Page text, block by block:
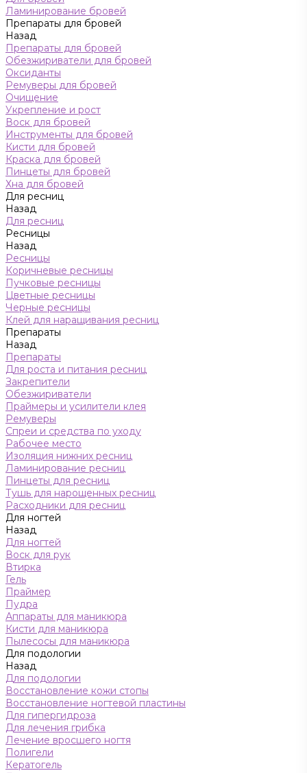
Ламинирование бровей
Препараты для бровей
Назад
Препараты для бровей
Обезжириватели для бровей
Оксиданты
Ремуверы для бровей
Очищение
Укрепление и рост
Воск для бровей
Инструменты для бровей
Кисти для бровей
Краска для бровей
Пинцеты для бровей
Хна для бровей
Для ресниц
Назад
Для ресниц
Ресницы
Назад
Ресницы
Коричневые ресницы
Пучковые ресницы
Цветные ресницы
Черные ресницы
Клей для наращивания ресниц
Препараты
Назад
Препараты
Для роста и питания ресниц
Закрепители
Обезжириватели
Праймеры и усилители клея
Ремуверы
Спреи и средства по уходу
Рабочее место
Изоляция нижних ресниц
Ламинирование ресниц
Пинцеты для ресниц
Тушь для нарощенных ресниц
Расходники для ресниц
Для ногтей
Назад
Для ногтей
Воск для рук
Втирка
Гель
Праймер
Пудра
Аппараты для маникюра
Кисти для маникюра
Пылесосы для маникюра
Для подологии
Назад
Для подологии
Восстановление кожи стопы
Восстановление ногтевой пластины
Для гипергидроза
Для лечения грибка
Лечение вросшего ногтя
Полигели
Кератогель